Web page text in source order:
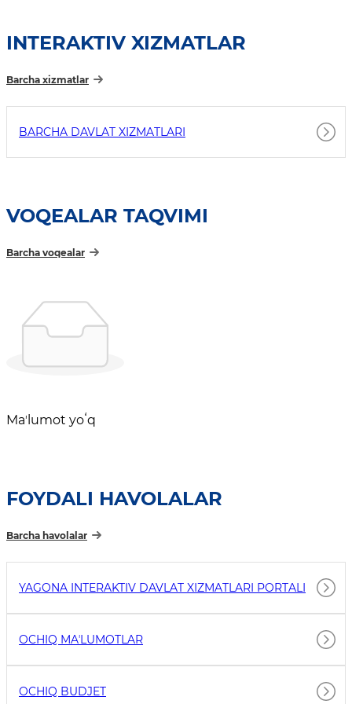
INTERAKTIV XIZMATLAR
Barcha xizmatlar
BARCHA DAVLAT XIZMATLARI
VOQEALAR TAQVIMI
Barcha voqealar
Maʼlumot yoʻq
FOYDALI HAVOLALAR
Barcha havolalar
YAGONA INTERAKTIV DAVLAT XIZMATLARI PORTALI
OCHIQ MAʼLUMOTLAR
OCHIQ BUDJET